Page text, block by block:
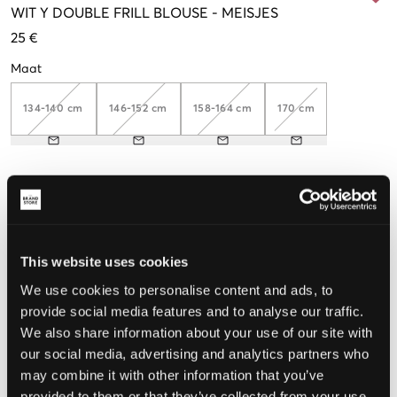
This website uses cookies
We use cookies to personalise content and ads, to
provide social media features and to analyse our traffic.
We also share information about your use of our site with
our social media, advertising and analytics partners who
may combine it with other information that you’ve
WIT Y DOUBLE FRILL BLOUSE - MEISJES
25 €
Maat
134-140 cm 146-152 cm 158-164 cm 170 cm
De maat lijkt
MAATTABEL
KIES EEN MAAT
Snelle levering
Gratis verzending vanaf €69
Recht op herroeping binnen 60 dagen